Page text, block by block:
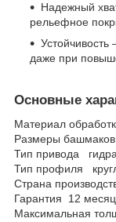
Надежный
рельефное
Устойчивость
даже при
Основные
Материал
Размеры башмаков
Тип привода
Тип профиля
Страна
Гарантия 12
Максимальная